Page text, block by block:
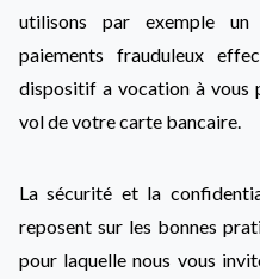
utilisons par exemple
paiements frauduleux
dispositif a vocation à vous
vol de votre carte bancaire.
La sécurité et la
reposent sur les bonnes
pour laquelle nous vous